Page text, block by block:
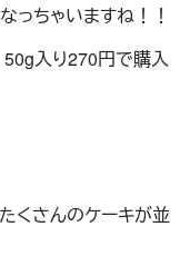
っちゃいますね！！
50g入り270円で購入
くさんのケーキが並